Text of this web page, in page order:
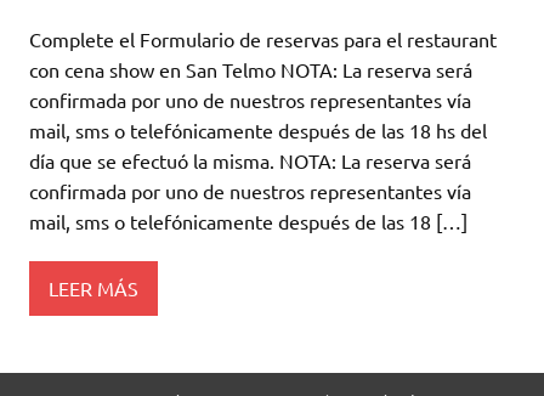
Complete el Formulario de reservas para el restaurant
con cena show en San Telmo NOTA: La reserva será
confirmada por uno de nuestros representantes vía
mail, sms o telefónicamente después de las 18 hs del
día que se efectuó la misma. NOTA: La reserva será
confirmada por uno de nuestros representantes vía
mail, sms o telefónicamente después de las 18 […]
LEER MÁS